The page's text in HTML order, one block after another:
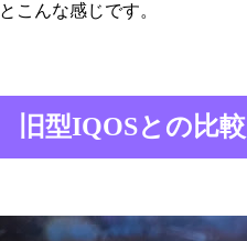
とこんな感じです。
旧型IQOSとの比較